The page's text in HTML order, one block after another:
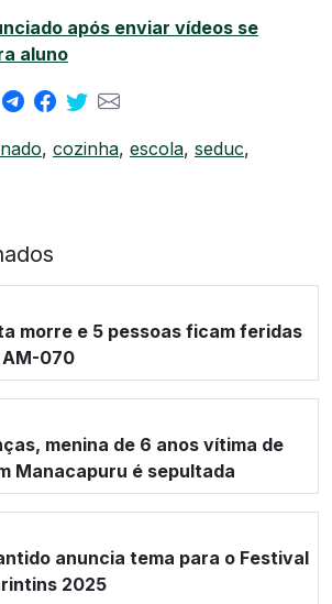
após enviar vídeos se
aluno
, cozinha, escola, seduc,
morre e 5 pessoas ficam feridas
AM-070
menina de 6 anos vítima de
Manacapuru é sepultada
anuncia tema para o Festival
2025